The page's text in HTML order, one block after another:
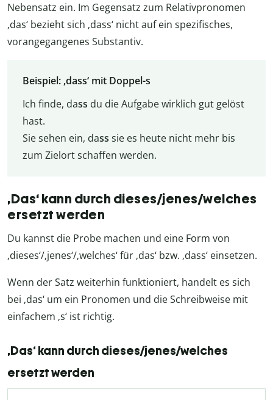
Nebensatz ein. Im Gegensatz zum Relativpronomen
‚das‘ bezieht sich ‚dass‘ nicht auf ein spezifisches,
vorangegangenes Substantiv.
Beispiel: ‚dass‘ mit Doppel-s
Ich finde, dass du die Aufgabe wirklich gut gelöst
hast.
Sie sehen ein, dass sie es heute nicht mehr bis
zum Zielort schaffen werden.
‚Das‘ kann durch dieses/jenes/welches
ersetzt werden
Du kannst die Probe machen und eine Form von
‚dieses‘/‚jenes‘/‚welches‘ für ‚das‘ bzw. ‚dass‘ einsetzen.
Wenn der Satz weiterhin funktioniert, handelt es sich
bei ‚das‘ um ein Pronomen und die Schreibweise mit
einfachem ‚s‘ ist richtig.
‚Das‘ kann durch dieses/jenes/welches
ersetzt werden